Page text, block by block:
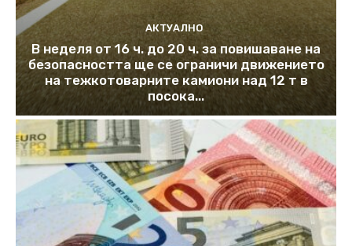
АКТУАЛНО
В неделя от 16 ч. до 20 ч. за повишаване на
безопасността ще се ограничи движението
на тежкотоварните камиони над 12 т в
посока...